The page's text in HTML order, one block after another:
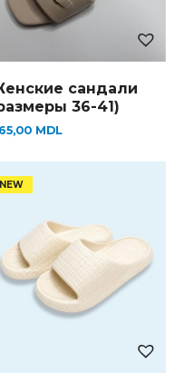
сандали
36-41)
MDL